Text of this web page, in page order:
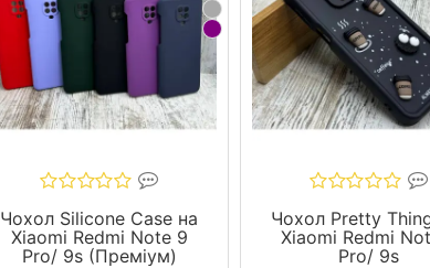
Чохол Silicone Case на
Xiaomi Redmi Note 9
Pro/ 9s (Преміум)
Чохол Pretty
Xiaomi Redmi
Pro/ 9s